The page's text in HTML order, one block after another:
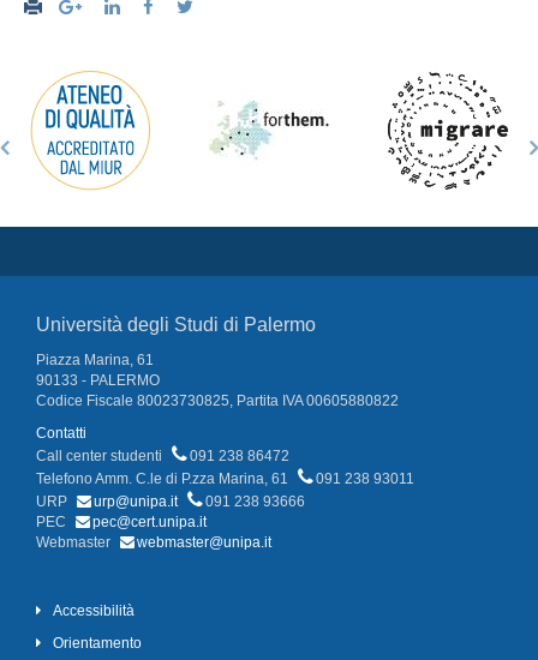
Università degli Studi di Palermo
Piazza Marina, 61
90133 - PALERMO
Codice Fiscale 80023730825, Partita IVA 00605880822
Contatti
Call center studenti
091 238 86472
Telefono Amm. C.le di P.zza Marina, 61
091 238 93011
URP
urp@unipa.it
091 238 93666
PEC
pec@cert.unipa.it
Webmaster
webmaster@unipa.it
Accessibilità
Orientamento